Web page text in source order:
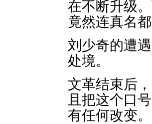
在不断升级
竟然连真名
刘少奇的遭
处境。
文革结束后
且把这个口
有任何改变。